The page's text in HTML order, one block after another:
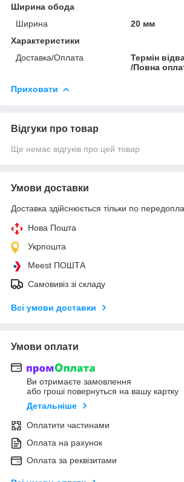
Ширина обода
Ширина
20 мм
Характеристики
Доставка/Оплата
Термін
/Повна
Приховати
Відгуки про товар
Ще немає відгуків про цей товар
Умови доставки
Доставка здійснюється тільки по
Нова Пошта
Укрпошта
Meest ПОШТА
Самовивіз зі складу
Всі умови доставки
Умови оплати
Ви отримаєте замовлення
або гроші повернуться на вашу картку
Детальніше
Оплатити частинами
Оплата на рахунок
Оплата за реквізитами